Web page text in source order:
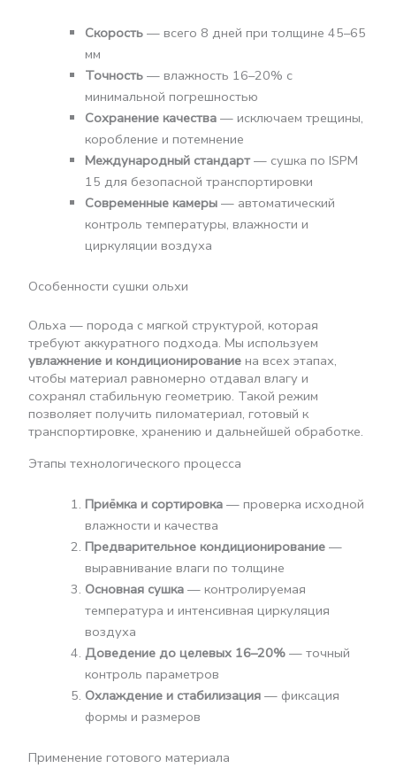
Скорость — всего 8 дней при толщине 45–65
мм
Точность — влажность 16–20% с
минимальной погрешностью
Сохранение качества — исключаем трещины,
коробление и потемнение
Международный стандарт — сушка по ISPM
15 для безопасной транспортировки
Современные камеры — автоматический
контроль температуры, влажности и
циркуляции воздуха
Особенности сушки ольхи
Ольха — порода с мягкой структурой, которая
требуют аккуратного подхода. Мы используем
увлажнение и кондиционирование на всех этапах,
чтобы материал равномерно отдавал влагу и
сохранял стабильную геометрию. Такой режим
позволяет получить пиломатериал, готовый к
транспортировке, хранению и дальнейшей обработке.
Этапы технологического процесса
Приёмка и сортировка — проверка исходной
влажности и качества
Предварительное кондиционирование —
выравнивание влаги по толщине
Основная сушка — контролируемая
температура и интенсивная циркуляция
воздуха
Доведение до целевых 16–20% — точный
контроль параметров
Охлаждение и стабилизация — фиксация
формы и размеров
Применение готового материала